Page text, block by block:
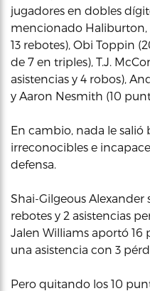
jugadores en dobles
mencionado Haliburton,
13 rebotes), Obi Toppin
de 7 en triples), T.J.
asistencias y 4 robos),
y Aaron Nesmith (10
En cambio, nada le salió
irreconocibles e
defensa.
Shai-Gilgeous Alexander
rebotes y 2 asistencias
Jalen Williams aportó 16
una asistencia con 3
Pero quitando los 10